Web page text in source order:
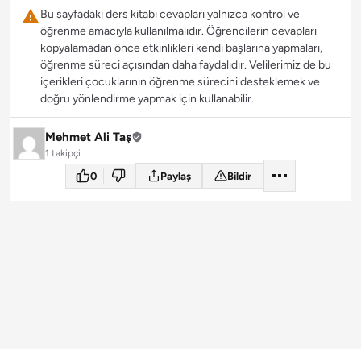
Bu sayfadaki ders kitabı cevapları yalnızca kontrol ve
öğrenme amacıyla kullanılmalıdır. Öğrencilerin cevapları
kopyalamadan önce etkinlikleri kendi başlarına yapmaları,
öğrenme süreci açısından daha faydalıdır. Velilerimiz de bu
içerikleri çocuklarının öğrenme sürecini desteklemek ve
doğru yönlendirme yapmak için kullanabilir.
Mehmet Ali Taş
1 takipçi
0 Paylaş Bildir